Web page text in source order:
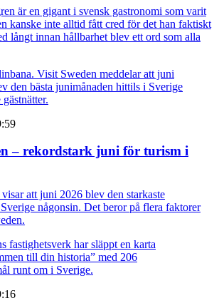
är en gigant i svensk gastronomi som varit
kanske inte alltid fått cred för det han faktiskt
långt innan hållbarhet blev ett ord som alla
– rekordstark juni för turism i
att juni 2026 blev den starkaste
någonsin. Det beror på flera faktorer